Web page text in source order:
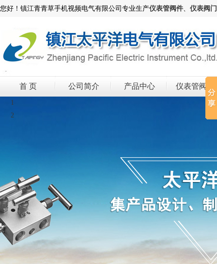
您好！镇江青青草手机视频电气有限公司专业生产仪表管阀件、 仪表阀门
首 页 公司简介 产品中心 仪表管阀件
1
2